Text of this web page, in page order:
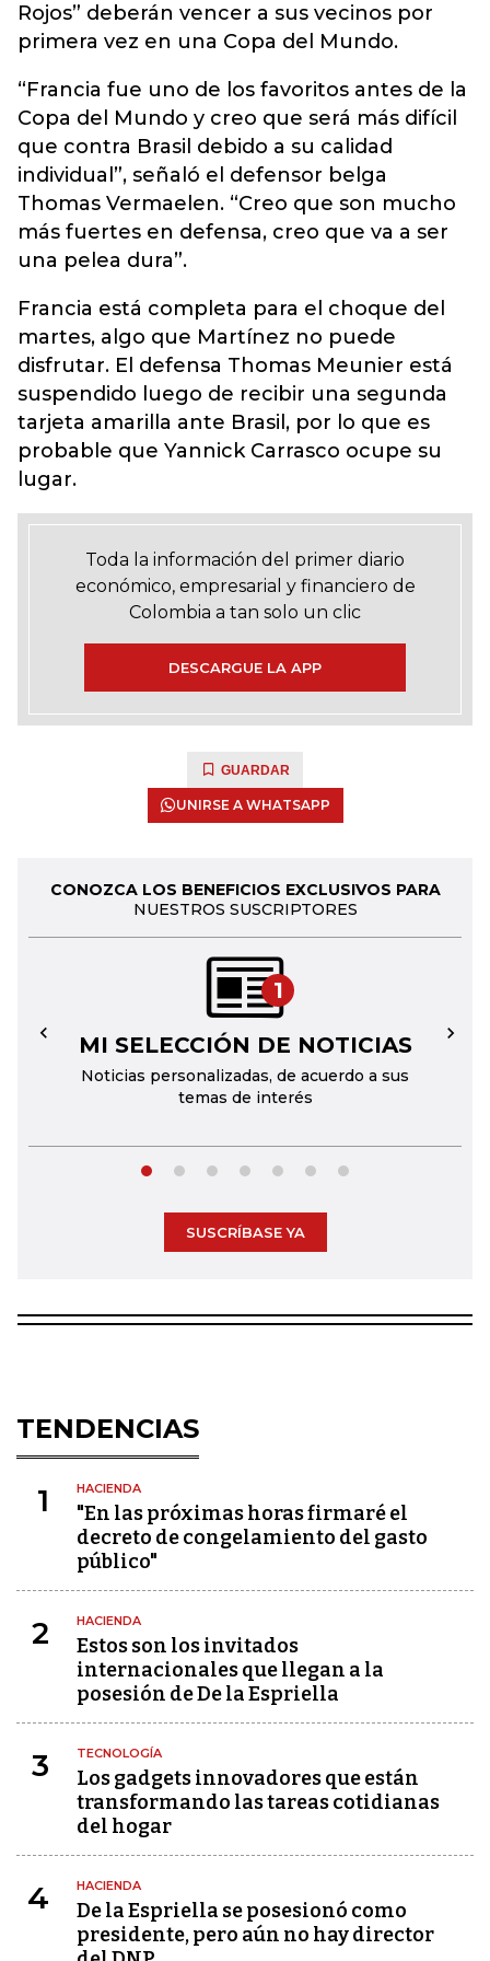
Rojos” deberán vencer a sus vecinos por
primera vez en una Copa del Mundo.
“Francia fue uno de los favoritos antes de la
Copa del Mundo y creo que será más difícil
que contra Brasil debido a su calidad
individual”, señaló el defensor belga
Thomas Vermaelen. “Creo que son mucho
más fuertes en defensa, creo que va a ser
una pelea dura”.
Francia está completa para el choque del
martes, algo que Martínez no puede
disfrutar. El defensa Thomas Meunier está
suspendido luego de recibir una segunda
tarjeta amarilla ante Brasil, por lo que es
probable que Yannick Carrasco ocupe su
lugar.
Toda la información del primer diario
económico, empresarial y financiero de
Colombia a tan solo un clic
DESCARGUE LA APP
GUARDAR
UNIRSE A WHATSAPP
CONOZCA LOS BENEFICIOS EXCLUSIVOS PARA
NUESTROS SUSCRIPTORES
1
MI SELECCIÓN DE NOTICIAS
Noticias personalizadas, de acuerdo a sus
temas de interés
← →
SUSCRÍBASE YA
TENDENCIAS
1 HACIENDA
"En las próximas horas firmaré el
decreto de congelamiento del gasto
público"
2 HACIENDA
Estos son los invitados
internacionales que llegan a la
posesión de De la Espriella
3 TECNOLOGÍA
Los gadgets innovadores que están
transformando las tareas cotidianas
del hogar
4 HACIENDA
De la Espriella se posesionó como
presidente, pero aún no hay director